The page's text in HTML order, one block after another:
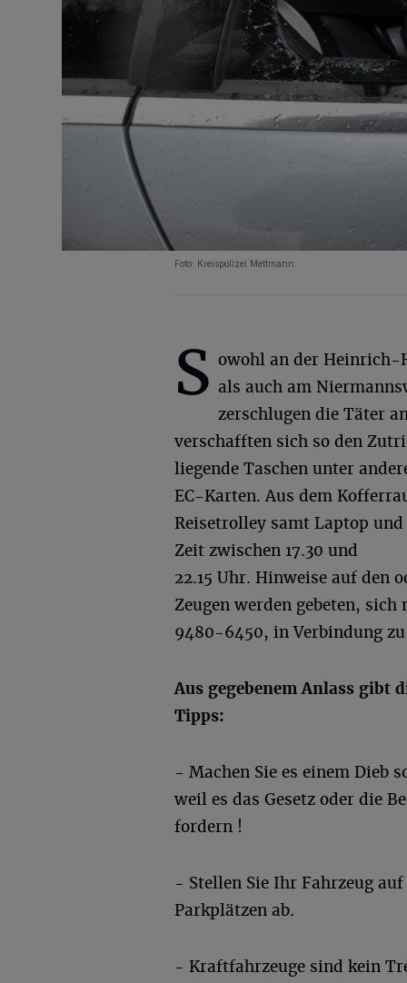
Foto: Kreispolizei Mettmann
S owohl an der Heinrich-
als auch am
zerschlugen die Täter
verschafften sich so den
liegende Taschen unter
EC-Karten. Aus dem
Reisetrolley samt Laptop
Zeit zwischen 17.30 und
22.15 Uhr. Hinweise auf den
Zeugen werden gebeten,
9480-6450, in Verbindung zu
Aus gegebenem Anlass gibt
Tipps:
- Machen Sie es einem Dieb
weil es das Gesetz oder die
fordern !
- Stellen Sie Ihr Fahrzeug
Parkplätzen ab.
- Kraftfahrzeuge sind kein